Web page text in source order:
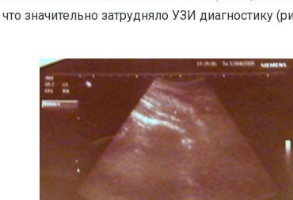
значительно затрудняло УЗИ диагностику